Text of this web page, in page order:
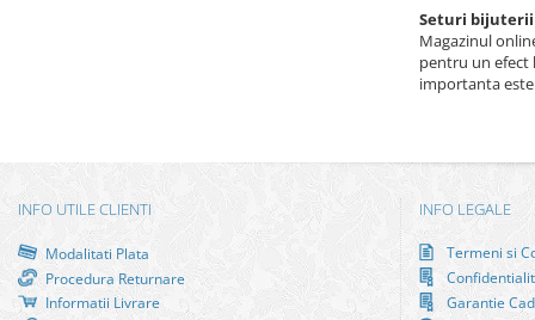
Seturi bijuterii
Magazinul
pentru un efect
importanta
INFO UTILE CLIENTI
Modalitati Plata
Procedura Returnare
Informatii Livrare
INFO LEGALE
Termeni si
Garantie